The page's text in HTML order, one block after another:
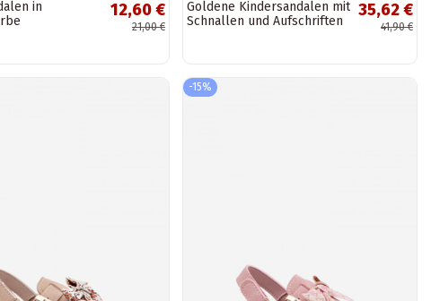
in
12,60 €
21,00 €
Goldene Kindersandalen mit
Schnallen und Aufschriften
35,62 €
41,90 €
-15%